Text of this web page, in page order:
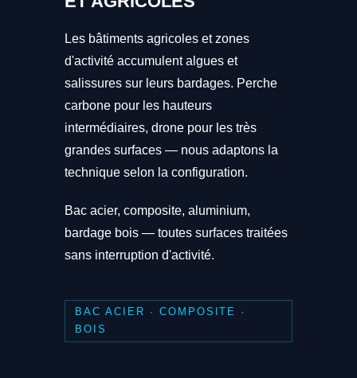
Les bâtiments agricoles et zones
d'activité accumulent algues et
salissures sur leurs bardages. Perche
carbone pour les hauteurs
intermédiaires, drone pour les très
grandes surfaces — nous adaptons la
technique selon la configuration.
Bac acier, composite, aluminium,
bardage bois — toutes surfaces traitées
sans interruption d'activité.
BAC ACIER · COMPOSITE ·
BOIS